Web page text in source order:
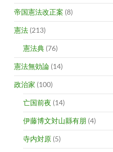
帝国憲法改正案 (8)
憲法 (213)
憲法典 (76)
憲法無効論 (14)
政治家 (100)
亡国前夜 (14)
伊藤博文対山縣有朋 (4)
寺内対原 (5)